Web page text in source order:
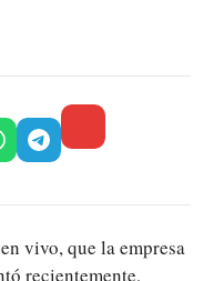
vivo, que la empresa
recientemente,